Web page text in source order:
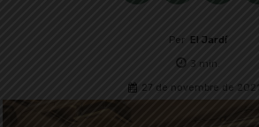
Per El Jardí
3 min.
27 de novembre de 2021